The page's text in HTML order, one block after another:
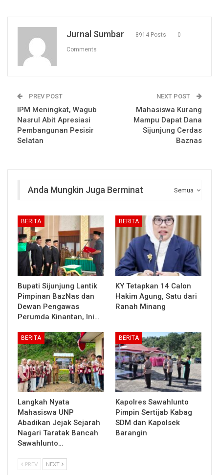
Jurnal Sumbar 8914 Posts 0
Comments
PREV POST
IPM Meningkat, Wagub
Nasrul Abit Apresiasi
Pembangunan Pesisir
Selatan
NEXT POST
Mahasiswa Kurang
Mampu Dapat Dana
Sijunjung Cerdas
Baznas
Semua
Anda Mungkin Juga Berminat
BERITA
Bupati Sijunjung Lantik
Pimpinan BazNas dan
Dewan Pengawas
Perumda Kinantan, Ini…
BERITA
KY Tetapkan 14 Calon
Hakim Agung, Satu dari
Ranah Minang
BERITA
Langkah Nyata
Mahasiswa UNP
Abadikan Jejak Sejarah
Nagari Taratak Bancah
Sawahlunto…
BERITA
Kapolres Sawahlunto
Pimpin Sertijab Kabag
SDM dan Kapolsek
Barangin
PREV NEXT